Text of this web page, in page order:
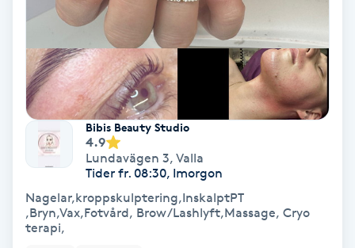
Psoriasis
Radiofrekvens
Rakning
Reflexologi
Bibis Beauty Studio
4.9
Lundavägen 3, Valla
Tider fr. 08:30, Imorgon
Nagelar,kroppskulptering,InskalptPT
,Bryn,Vax,Fotvård, Brow/Lashlyft,Massage, Cryo
terapi,